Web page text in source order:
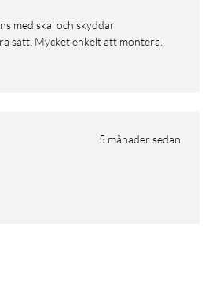
sätt. Mycket enkelt att montera.
5 månader sedan